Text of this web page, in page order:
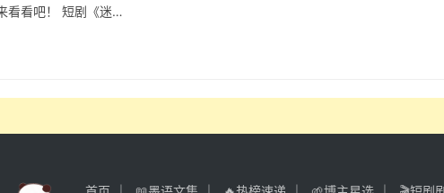
看看吧！ 短剧《迷…